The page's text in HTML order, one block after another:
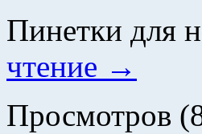
Пинетки для
чтение →
Просмотров